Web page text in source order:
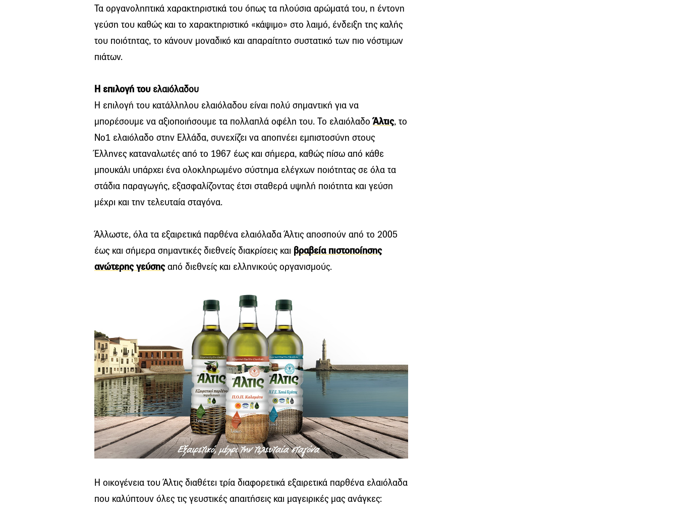
Τα οργανοληπτικά χαρακτηριστικά του όπως τα πλούσια αρώματά του, η έντονη
γεύση του καθώς και το χαρακτηριστικό «κάψιμο» στο λαιμό, ένδειξη της καλής
του ποιότητας, το κάνουν μοναδικό και απαραίτητο συστατικό των πιο νόστιμων
πιάτων.
Η επιλογή του ελαιόλαδου
H επιλογή του κατάλληλου ελαιόλαδου είναι πολύ σημαντική για να
μπορέσουμε να αξιοποιήσουμε τα πολλαπλά οφέλη του. Το ελαιόλαδοΆλτις, το
Νο1 ελαιόλαδο στην Ελλάδα, συνεχίζει να αποπνέει εμπιστοσύνη στους
Έλληνες καταναλωτές από το 1967 έως και σήμερα, καθώς πίσω από κάθε
μπουκάλι υπάρχει ένα ολοκληρωμένο σύστημα ελέγχων ποιότητας σε όλα τα
στάδια παραγωγής, εξασφαλίζοντας έτσι σταθερά υψηλή ποιότητα και γεύση
μέχρι και την τελευταία σταγόνα.
Άλλωστε, όλα τα εξαιρετικά παρθένα ελαιόλαδα Άλτις αποσπούν από το 2005
έως και σήμερα σημαντικές διεθνείς διακρίσεις και βραβεία πιστοποίησης
ανώτερης γεύσηςαπό διεθνείς και ελληνικούς οργανισμούς.
Η οικογένεια του Άλτις διαθέτει τρία διαφορετικά εξαιρετικά παρθένα ελαιόλαδα
που καλύπτουν όλες τις γευστικές απαιτήσεις και μαγειρικές μας ανάγκες: